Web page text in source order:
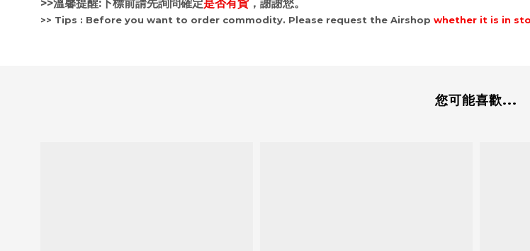
>>溫馨提醒:下標前請先詢問確定是否有貨，謝謝您。
>> Tips : Before you want to order commodity. Please request the Airshop whether it is in
您可能喜歡...